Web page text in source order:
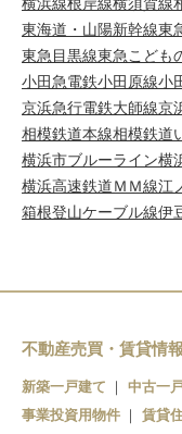
東海道・山陽新幹線東
東急目黒線東急こども
小田急電鉄小田原線小
京浜急行電鉄大師線京
相模鉄道本線相模鉄道
横浜市ブルーライン横
横浜高速鉄道ＭＭ線江
箱根登山ケーブル線伊
不動産売買・賃貸情
新築一戸建て 中古一
事業投資用物件
賃貸